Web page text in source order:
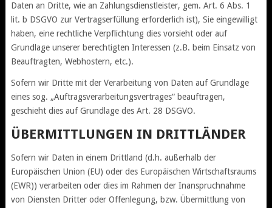
Daten an Dritte, wie an Zahlungsdienstleister, gem. Art. 6 Abs. 1
lit. b DSGVO zur Vertragserfüllung erforderlich ist), Sie eingewilligt
haben, eine rechtliche Verpflichtung dies vorsieht oder auf
Grundlage unserer berechtigten Interessen (z.B. beim Einsatz von
Beauftragten, Webhostern, etc.).
Sofern wir Dritte mit der Verarbeitung von Daten auf Grundlage
eines sog. „Auftragsverarbeitungsvertrages“ beauftragen,
geschieht dies auf Grundlage des Art. 28 DSGVO.
ÜBERMITTLUNGEN IN DRITTLÄNDER
Sofern wir Daten in einem Drittland (d.h. außerhalb der
Europäischen Union (EU) oder des Europäischen Wirtschaftsraums
(EWR)) verarbeiten oder dies im Rahmen der Inanspruchnahme
von Diensten Dritter oder Offenlegung, bzw. Übermittlung von